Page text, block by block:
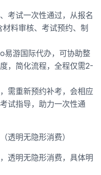
考试一次性通过，从报名
料审核、考试预约、制
易游国际代办，可协助整
，简化流程，全程仅需2-
需重新预约补考，会相应
试指导，助力一次性通
透明无隐形消费）
透明无隐形消费，具体明